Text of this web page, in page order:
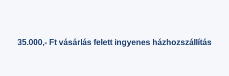
35.000,- Ft vásárlás felett ingyenes házhozszállítás